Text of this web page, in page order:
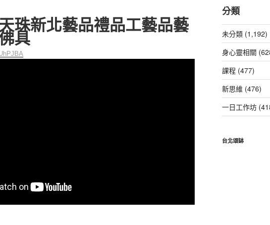
珠新北藝品禮品工藝品藝
具
鍵
字:
分類
未分類 (1,192)
身心靈相關
課程 (477)
新思維 (476)
一日工作坊
台北頌缽